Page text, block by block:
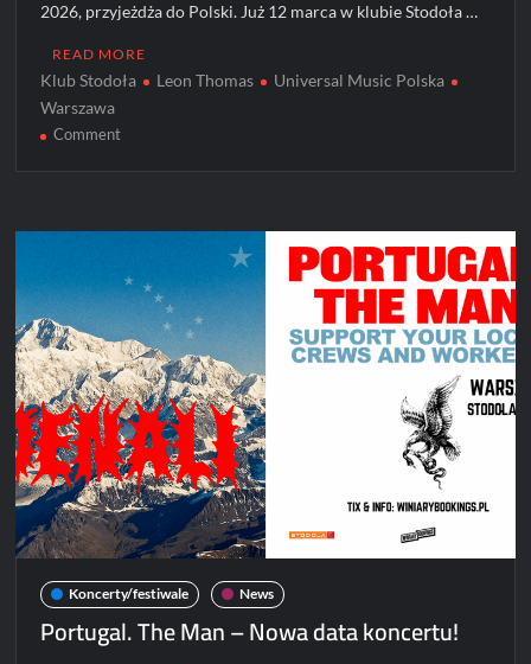
2026, przyjeżdża do Polski. Już 12 marca w klubie Stodoła …
READ MORE
Klub Stodoła Leon Thomas
Universal Music Polska
Warszawa
Commenton
12
wystąpi
w
Warszawie
Koncerty/festiwale News
Portugal. The Man – Nowa data koncertu!